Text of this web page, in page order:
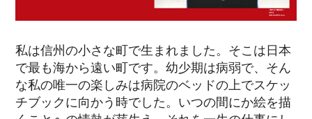
私は信州の小さな町で生まれました。そこは日本
で最も海から遠い町です。幼少期は病弱で、そん
な私の唯一の楽しみは病院のベッドの上でスケッ
チブックに向かう時でした。いつの間にか絵を描